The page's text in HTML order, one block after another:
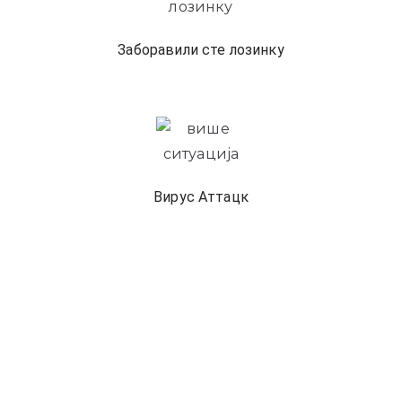
Заборавили сте лозинку
Вирус Аттацк